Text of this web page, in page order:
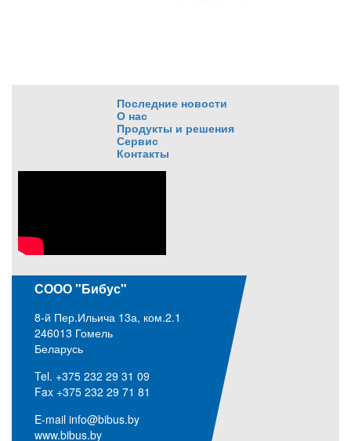
СООО "Бибус"
8-й Пер.Ильича 13а, ком.2.1
246013 Гомель
Беларусь
Tel. +375 232 29 31 09
Fax +375 232 29 71 81
E-mail info@bibus.by
www.bibus.by
Последние новости
О нас
Продукты и решения
Сервис
Контакты